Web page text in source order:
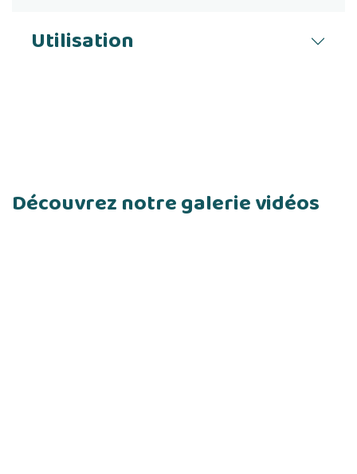
Utilisation
Découvrez notre galerie vidéos